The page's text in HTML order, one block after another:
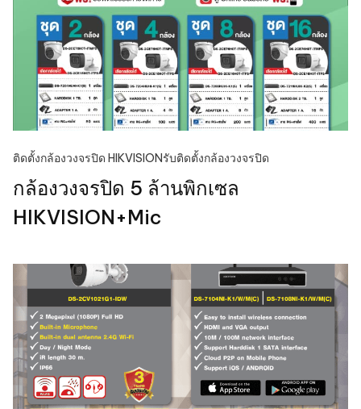
ติดตั้งกล้องวงจรปิด HIKVISIONรับติดตั้งกล้องวงจรปิด
กล้องวงจรปิด 5 ล้านพิกเซล
HIKVISION+Mic